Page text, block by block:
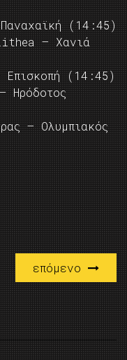
(14:45)
– Χανιά
(14:45)
Ηρόδοτος
– Ολυμπιακός
επόμενο